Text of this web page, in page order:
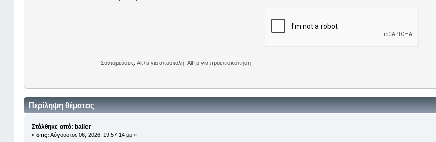
Συντομεύσεις: Alt+s για αποστολή, Alt+p για προεπισκόπηση
Περίληψη θέματος
Στάλθηκε από: baller
« στις: Αύγουστος 06, 2026, 19:57:14 μμ »